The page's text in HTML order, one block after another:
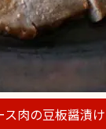
ス肉の豆板醤漬け